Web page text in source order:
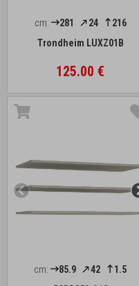
cm: 281 24
216
Trondheim LUXZ01B
125.00 €
cm: 85.9 42
1.5